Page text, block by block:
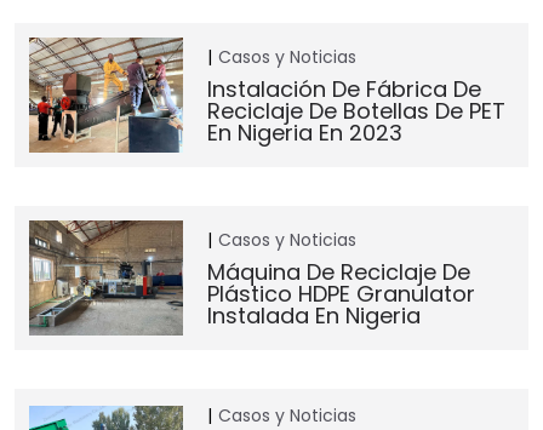
Casos y Noticias
Instalación De Fábrica De
Reciclaje De Botellas De PET
En Nigeria En 2023
Casos y Noticias
Máquina De Reciclaje De
Plástico HDPE Granulator
Instalada En Nigeria
Casos y Noticias